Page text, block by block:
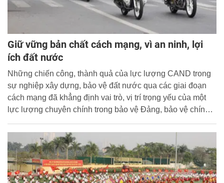
Giữ vững bản chất cách mạng, vì an ninh, lợi
ích đất nước
Những chiến công, thành quả của lực lượng CAND trong
sự nghiệp xây dựng, bảo vệ đất nước qua các giai đoạn
cách mạng đã khẳng định vai trò, vị trí trọng yếu của một
lực lượng chuyên chính trong bảo vệ Đảng, bảo vệ chính